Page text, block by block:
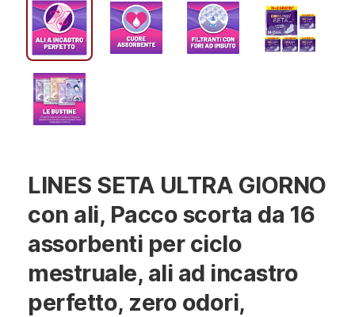
LINES SETA ULTRA GIORNO
con ali, Pacco scorta da 16
assorbenti per ciclo
mestruale, ali ad incastro
perfetto, zero odori,